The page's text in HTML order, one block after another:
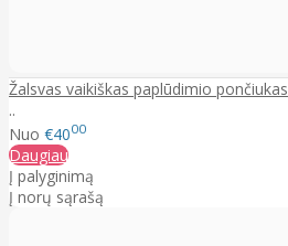
Žalsvas vaikiškas paplūdimio pončiukas
..
Nuo €4000
Daugiau
Į palyginimą
Į norų sąrašą